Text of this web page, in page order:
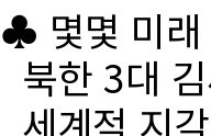
♣ 몇몇 미래
북한 3대
세계적 지